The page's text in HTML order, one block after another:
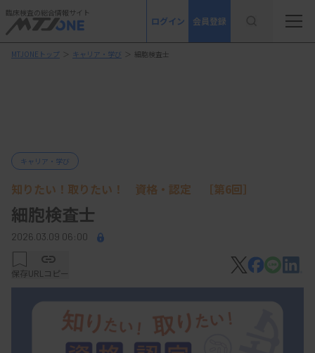
臨床検査の総合情報サイト
ログイン 会員登録
MTJONEトップ ＞ キャリア・学び ＞ 細胞検査士
キャリア・学び
知りたい！取りたい！ 資格・認定 ［第6回］
細胞検査士
2026.03.09 06:00
保存URLコピー